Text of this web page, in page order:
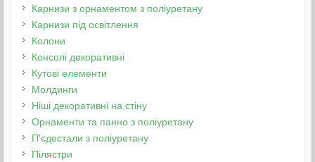
Карнизи з орнаментом з поліуретану
Карнизи під освітлення
Колони
Консолі декоративні
Кутові елементи
Молдинги
Ніші декоративні на стіну
Орнаменти та панно з поліуретану
П'єдестали з поліуретану
Пілястри